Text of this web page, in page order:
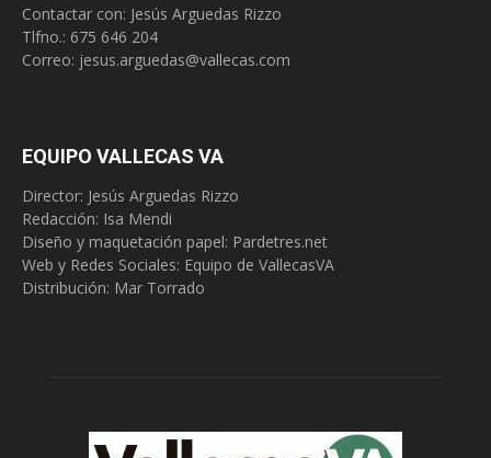
Contactar con: Jesús Arguedas Rizzo
Tlfno.: 675 646 204
Correo: jesus.arguedas@vallecas.com
EQUIPO VALLECAS VA
Director: Jesús Arguedas Rizzo
Redacción: Isa Mendi
Diseño y maquetación papel: Pardetres.net
Web y Redes Sociales: Equipo de VallecasVA
Distribución: Mar Torrado